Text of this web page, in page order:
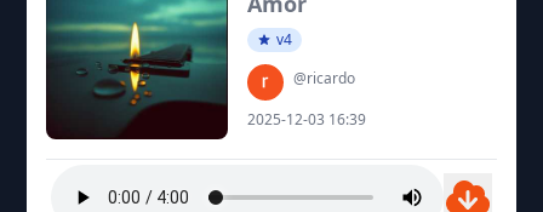
v4
@ricardo
2025-12-03 16:39